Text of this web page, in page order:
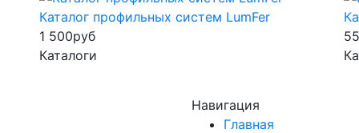
Каталог профильных систем LumFer
1 500руб
Каталоги
Навигация
Главная